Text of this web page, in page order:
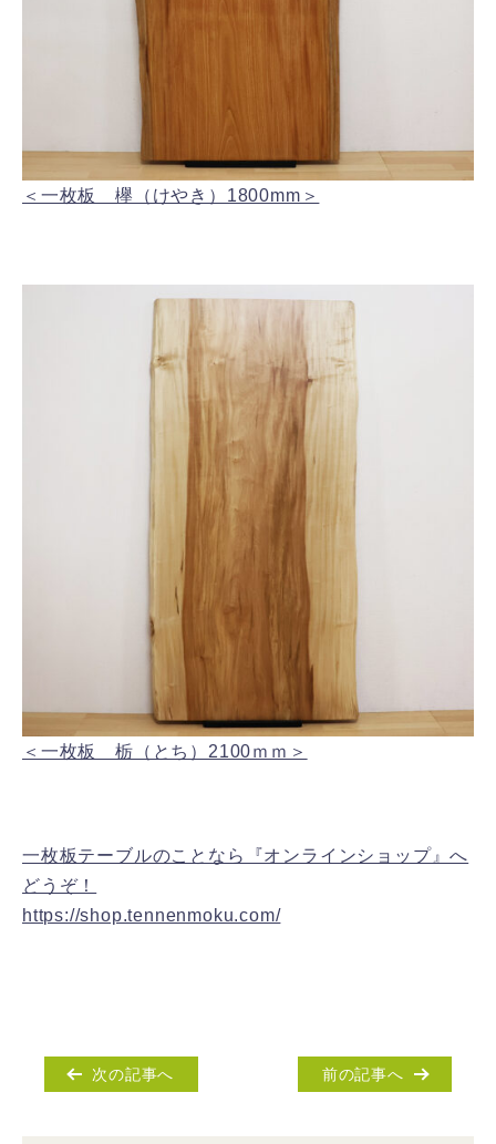
＜一枚板 欅（けやき）1800mm＞
＜一枚板 栃（とち）2100ｍｍ＞
一枚板テーブルのことなら『オンラインショップ』へ
どうぞ！
https://shop.tennenmoku.com/
次の記事へ 前の記事へ